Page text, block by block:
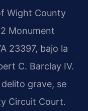
Wight County
Monument
23397, bajo la
C. Barclay IV.
grave, se
Circuit Court.